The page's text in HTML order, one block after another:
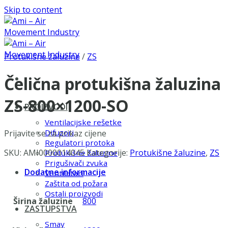
Skip to content
PROIZVODI
Ventilacijske rešetke
Difuzori
Regulatori protoka
Protukišne žaluzine
Prigušivači zvuka
Ventilatori
Zaštita od požara
Ostali proizvodi
ZASTUPSTVA
Smay
Protukišne žaluzine / ZS
Čelična protukišna žaluzina
ZS-800×1200-SO
Prijavite se za prikaz cijene
SKU: AMI0000014045 Kategorije: Protukišne žaluzine, ZS
Dodatne informacije
Širina žaluzine 800